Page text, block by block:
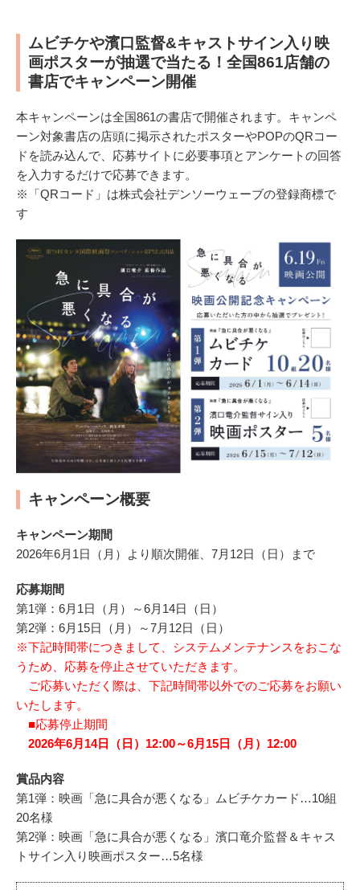
ムビチケや濱口監督&キャストサイン入り映
画ポスターが抽選で当たる！全国861店舗の
書店でキャンペーン開催
本キャンペーンは全国861の書店で開催されます。キャンペ
ーン対象書店の店頭に掲示されたポスターやPOPのQRコー
ドを読み込んで、応募サイトに必要事項とアンケートの回答
を入力するだけで応募できます。
※「QRコード」は株式会社デンソーウェーブの登録商標で
す
キャンペーン概要
キャンペーン期間
2026年6月1日（月）より順次開催、7月12日（日）まで
応募期間
第1弾：6月1日（月）～6月14日（日）
第2弾：6月15日（月）～7月12日（日）
※下記時間帯につきまして、システムメンテナンスをおこな
うため、応募を停止させていただきます。
ご応募いただく際は、下記時間帯以外でのご応募をお願い
いたします。
■応募停止期間
2026年6月14日（日）12:00～6月15日（月）12:00
賞品内容
第1弾：映画「急に具合が悪くなる」ムビチケカード…10組
20名様
第2弾：映画「急に具合が悪くなる」濱口竜介監督＆キャス
トサイン入り映画ポスター…5名様